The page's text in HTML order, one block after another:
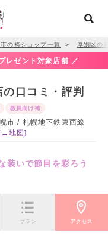
の袴ショップ一覧 ＞ 厚別区の
レゼント対象店舗 ／
口コミ・評判
教員向け袴
市 / 札幌地下鉄東西線
地図]
装いで節目を彩ろう
プラン アクセス